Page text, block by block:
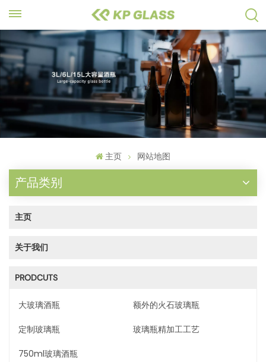
主页 网站地图
产品类别
主页
关于我们
PRODCUTS
大玻璃酒瓶 额外的火石玻璃瓶
定制玻璃瓶 玻璃瓶精加工工艺
750ml玻璃酒瓶